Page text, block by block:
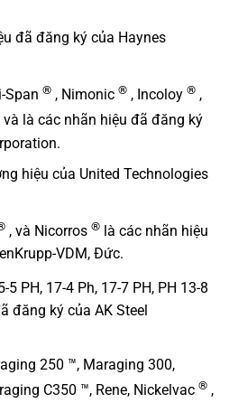
đã đăng ký của Haynes
Span ®, Nimonic ®, Incoloy ®,
là các nhãn hiệu đã đăng ký
hiệu của United Technologies
, và Nicorros ®là các nhãn hiệu
VDM, Đức.
5 PH, 17-4 Ph, 17-7 PH, PH 13-8
đăng ký của AK Steel
250 ™, Maraging 300,
C350 ™, Rene, Nickelvac ®,